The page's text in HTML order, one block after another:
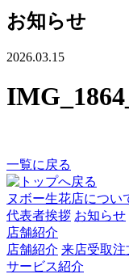
お知らせ
2026.03.15
一覧に戻る
ヌボー生花店につい
代表者挨拶 お知らせ
店舗紹介
店舗紹介 来店受取注
サービス紹介